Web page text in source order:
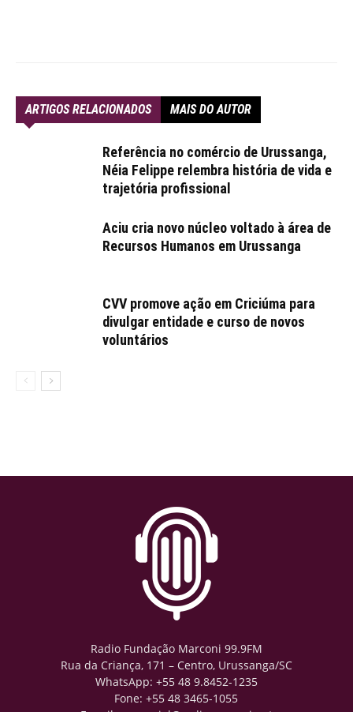
ARTIGOS RELACIONADOS MAIS DO AUTOR
Referência no comércio de Urussanga,
Néia Felippe relembra história de vida e
trajetória profissional
Aciu cria novo núcleo voltado à área de
Recursos Humanos em Urussanga
CVV promove ação em Criciúma para
divulgar entidade e curso de novos
voluntários
Radio Fundação Marconi 99.9FM
Rua da Criança, 171 – Centro, Urussanga/SC
WhatsApp: +55 48 9.8452-1235
Fone: +55 48 3465-1055